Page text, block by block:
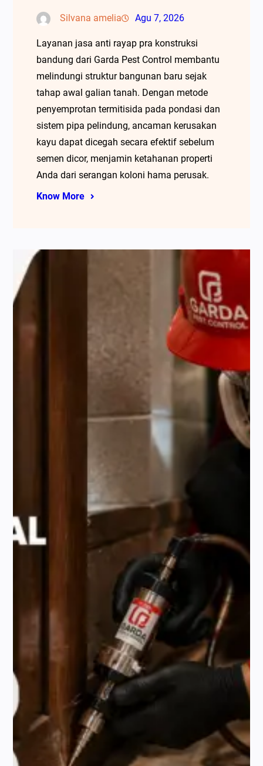
Silvana amelia Agu 7, 2026
Layanan jasa anti rayap pra konstruksi
bandung dari Garda Pest Control membantu
melindungi struktur bangunan baru sejak
tahap awal galian tanah. Dengan metode
penyemprotan termitisida pada pondasi dan
sistem pipa pelindung, ancaman kerusakan
kayu dapat dicegah secara efektif sebelum
semen dicor, menjamin ketahanan properti
Anda dari serangan koloni hama perusak.
Know More